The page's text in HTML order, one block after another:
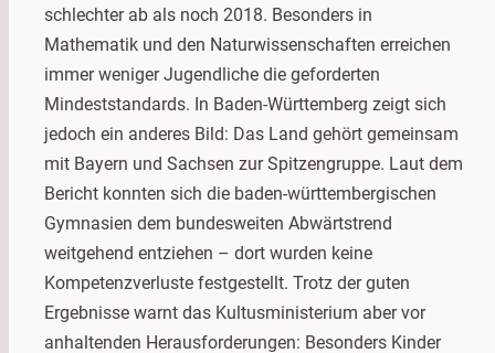
schlechter ab als noch 2018. Besonders in
Mathematik und den Naturwissenschaften erreichen
immer weniger Jugendliche die geforderten
Mindeststandards. In Baden-Württemberg zeigt sich
jedoch ein anderes Bild: Das Land gehört gemeinsam
mit Bayern und Sachsen zur Spitzengruppe. Laut dem
Bericht konnten sich die baden-württembergischen
Gymnasien dem bundesweiten Abwärtstrend
weitgehend entziehen – dort wurden keine
Kompetenzverluste festgestellt. Trotz der guten
Ergebnisse warnt das Kultusministerium aber vor
anhaltenden Herausforderungen: Besonders Kinder